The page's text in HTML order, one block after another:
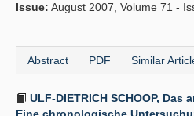
Issue: August 2007, Volume 71 -
Abstract PDF Similar
ULF-DIETRICH SCHOOP,